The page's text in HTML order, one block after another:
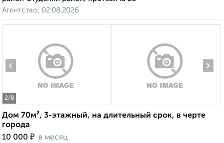
Агентство, 02.08.2026
2/8
‹ ›
Дом 70м², 3-этажный, на длительный срок, в черте
города
10 000 ₽ в месяц